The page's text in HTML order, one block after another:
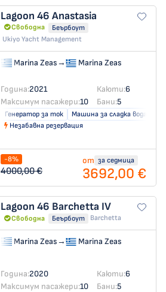
Lagoon 46 Anastasia
Свободна
Беърбоут
Ukiyo Yacht Management
Marina Zeas→ Marina Zeas
Година:2021 Каюти:6
Максимум пасажери:10 Бани:5
Генератор за ток Машина за сладка вода
Незабавна резервация
-8%
4000,00 €
от за седмица
3692,00 €
Lagoon 46 Barchetta IV
Свободна Беърбоут Barchetta
Marina Zeas→ Marina Zeas
Година:2020 Каюти:6
Максимум пасажери:10 Бани:5